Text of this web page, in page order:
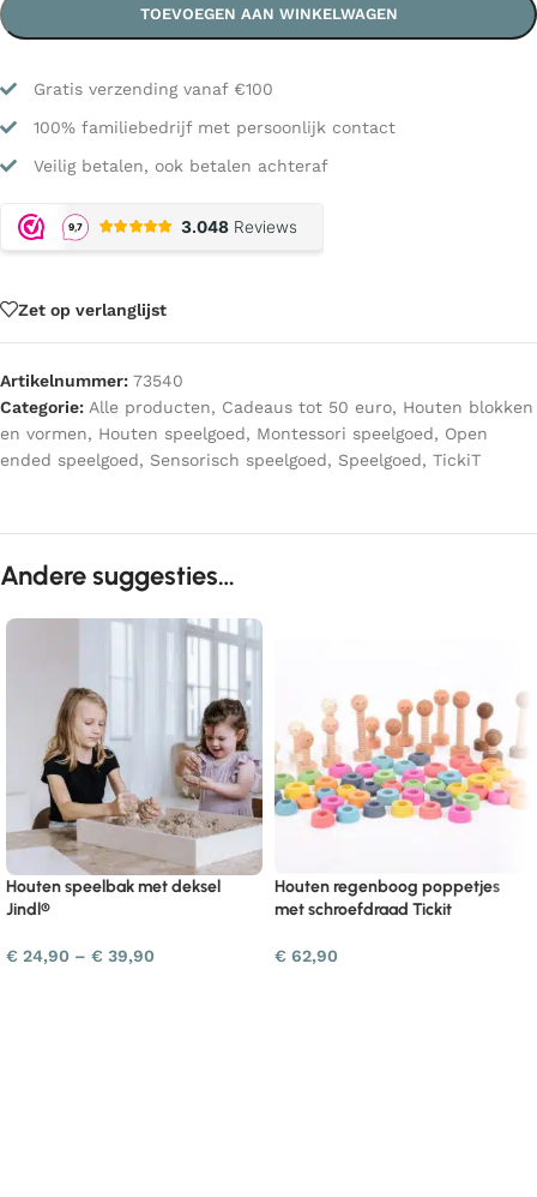
TOEVOEGEN AAN WINKELWAGEN
Gratis verzending vanaf €100
100% familiebedrijf met persoonlijk contact
Veilig betalen, ook betalen achteraf
Zet op verlanglijst
Artikelnummer: 73540
Categorie: Alle producten, Cadeaus tot 50 euro, Houten blokken
en vormen, Houten speelgoed, Montessori speelgoed, Open
ended speelgoed, Sensorisch speelgoed, Speelgoed, TickiT
Andere suggesties…
Houten speelbak met deksel
Jindl®
€ 24,90 – € 39,90
Houten regenboog poppetjes
met schroefdraad Tickit
€ 62,90